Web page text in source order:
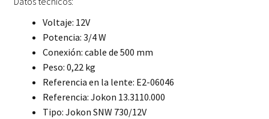
Voltaje: 12V
Potencia: 3/4 W
Conexión: cable de 500 mm
Peso: 0,22 kg
Referencia en la lente: E2-06046
Referencia: Jokon 13.3110.000
Tipo: Jokon SNW 730/12V